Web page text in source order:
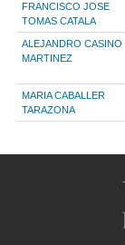
FRANCISCO JOSE
TOMAS CATALA
ALEJANDRO CASINO
MARTINEZ
MARIA CABALLER
TARAZONA